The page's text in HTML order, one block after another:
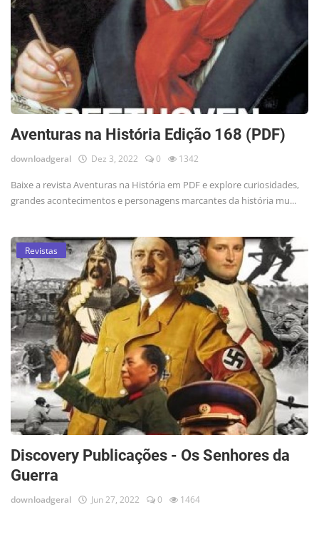
Aventuras na História Edição 168 (PDF)
downloadgeral Dez 3, 2022 0 1342
Baixe a revista Aventuras na História em PDF e explore curiosidades,
grandes acontecimentos e personagens marcantes da história mu...
Revistas
Discovery Publicações - Os Senhores da
Guerra
downloadgeral Jun 27, 2022 0 1464